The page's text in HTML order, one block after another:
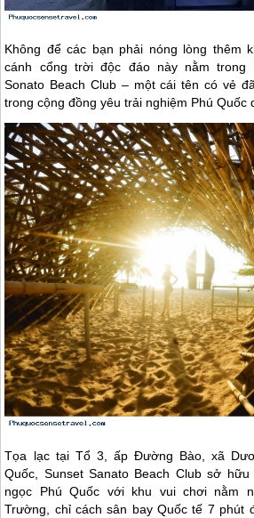
Không để các bạn phải nóng lòng thêm
cánh cổng trời độc đáo này nằm trong
Sonato Beach Club – một cái tên có vẻ
trong cộng đồng yêu trải nghiệm Phú Quốc
Tọa lạc tại Tổ 3, ấp Đường Bào, xã
Quốc, Sunset Sanato Beach Club sở
ngọc Phú Quốc với khu vui chơi nằm
Trường, chỉ cách sân bay Quốc tế 7 phút